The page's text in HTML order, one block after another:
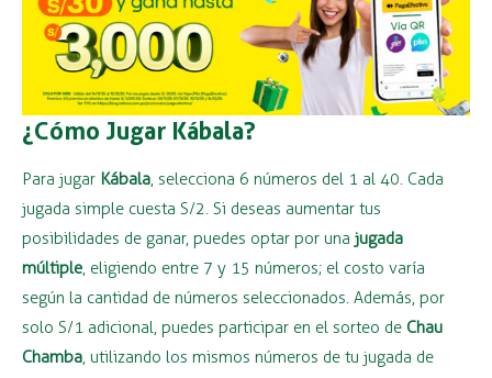
¿Cómo Jugar Kábala?
Para jugar Kábala, selecciona 6 números del 1 al 40. Cada
jugada simple cuesta S/2. Si deseas aumentar tus
posibilidades de ganar, puedes optar por una jugada
múltiple, eligiendo entre 7 y 15 números; el costo varía
según la cantidad de números seleccionados. Además, por
solo S/1 adicional, puedes participar en el sorteo de Chau
Chamba, utilizando los mismos números de tu jugada de